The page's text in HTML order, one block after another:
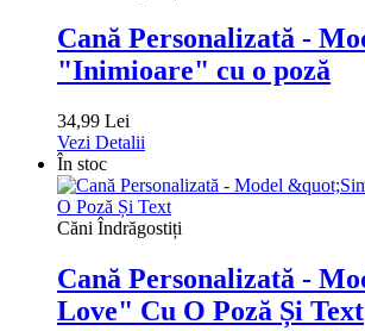
Cană Personalizată -
"Inimioare" cu o poză
34,99 Lei
Vezi Detalii
În stoc
Căni Îndrăgostiți
Cană Personalizată -
Love" Cu O Poză Și Text